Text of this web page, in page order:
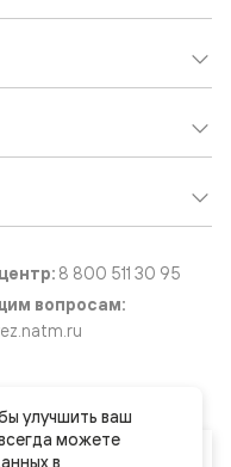
8 800 511 30 95
вопросам:
улучшить ваш
можете
в